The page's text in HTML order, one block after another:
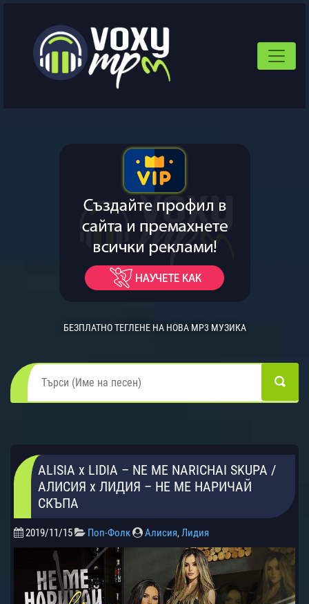
БЕЗПЛАТНО ТЕГЛЕНЕ НА НОВА MP3 МУЗИКА
ALISIA x LIDIA – NE ME NARICHAI SKUPA /
АЛИСИЯ х ЛИДИЯ – НЕ МЕ НАРИЧАЙ
СКЪПА
2019/11/15 Поп-Фолк Алисия, Лидия